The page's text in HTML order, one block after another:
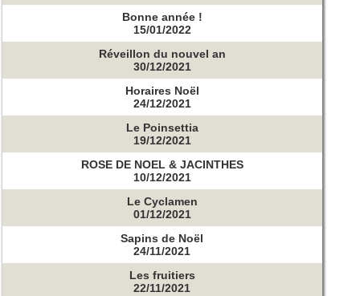
Bonne année !
15/01/2022
Réveillon du nouvel an
30/12/2021
Horaires Noël
24/12/2021
Le Poinsettia
19/12/2021
ROSE DE NOEL & JACINTHES
10/12/2021
Le Cyclamen
01/12/2021
Sapins de Noël
24/11/2021
Les fruitiers
22/11/2021